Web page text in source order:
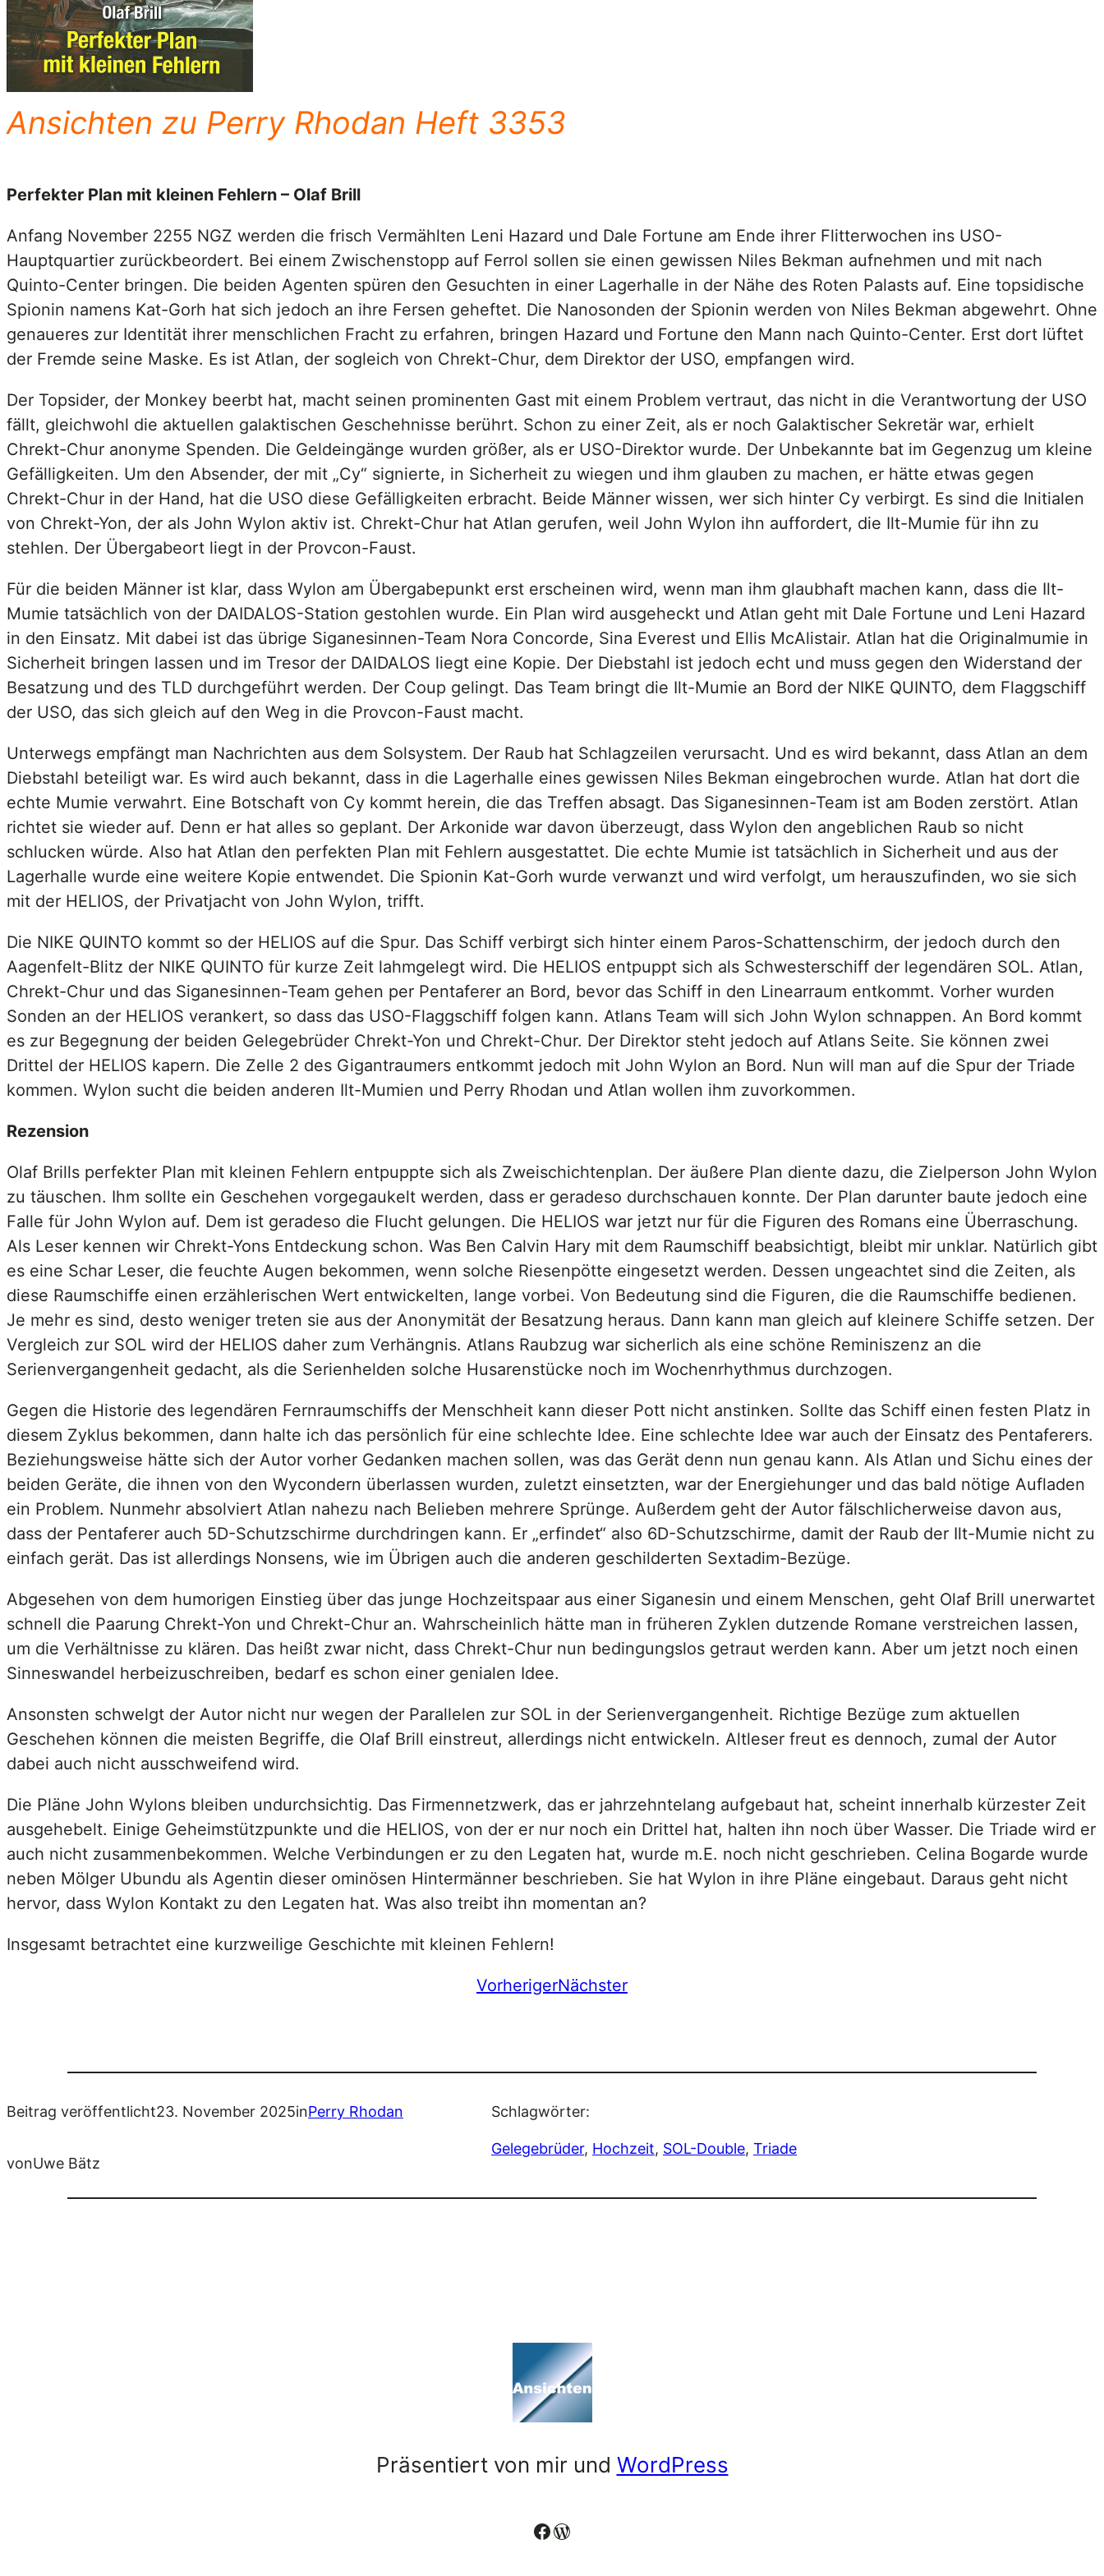
Ansichten zu Perry Rhodan Heft 3353
Perfekter Plan mit kleinen Fehlern – Olaf Brill
Anfang November 2255 NGZ werden die frisch Vermählten Leni Hazard und Dale Fortune am Ende ihrer Flitterwochen ins USO-
Hauptquartier zurückbeordert. Bei einem Zwischenstopp auf Ferrol sollen sie einen gewissen Niles Bekman aufnehmen und mit nach
Quinto-Center bringen. Die beiden Agenten spüren den Gesuchten in einer Lagerhalle in der Nähe des Roten Palasts auf. Eine topsidische
Spionin namens Kat-Gorh hat sich jedoch an ihre Fersen geheftet. Die Nanosonden der Spionin werden von Niles Bekman abgewehrt. Ohne
genaueres zur Identität ihrer menschlichen Fracht zu erfahren, bringen Hazard und Fortune den Mann nach Quinto-Center. Erst dort lüftet
der Fremde seine Maske. Es ist Atlan, der sogleich von Chrekt-Chur, dem Direktor der USO, empfangen wird.
Der Topsider, der Monkey beerbt hat, macht seinen prominenten Gast mit einem Problem vertraut, das nicht in die Verantwortung der USO
fällt, gleichwohl die aktuellen galaktischen Geschehnisse berührt. Schon zu einer Zeit, als er noch Galaktischer Sekretär war, erhielt
Chrekt-Chur anonyme Spenden. Die Geldeingänge wurden größer, als er USO-Direktor wurde. Der Unbekannte bat im Gegenzug um kleine
Gefälligkeiten. Um den Absender, der mit „Cy“ signierte, in Sicherheit zu wiegen und ihm glauben zu machen, er hätte etwas gegen
Chrekt-Chur in der Hand, hat die USO diese Gefälligkeiten erbracht. Beide Männer wissen, wer sich hinter Cy verbirgt. Es sind die Initialen
von Chrekt-Yon, der als John Wylon aktiv ist. Chrekt-Chur hat Atlan gerufen, weil John Wylon ihn auffordert, die Ilt-Mumie für ihn zu
stehlen. Der Übergabeort liegt in der Provcon-Faust.
Für die beiden Männer ist klar, dass Wylon am Übergabepunkt erst erscheinen wird, wenn man ihm glaubhaft machen kann, dass die Ilt-
Mumie tatsächlich von der DAIDALOS-Station gestohlen wurde. Ein Plan wird ausgeheckt und Atlan geht mit Dale Fortune und Leni Hazard
in den Einsatz. Mit dabei ist das übrige Siganesinnen-Team Nora Concorde, Sina Everest und Ellis McAlistair. Atlan hat die Originalmumie in
Sicherheit bringen lassen und im Tresor der DAIDALOS liegt eine Kopie. Der Diebstahl ist jedoch echt und muss gegen den Widerstand der
Besatzung und des TLD durchgeführt werden. Der Coup gelingt. Das Team bringt die Ilt-Mumie an Bord der NIKE QUINTO, dem Flaggschiff
der USO, das sich gleich auf den Weg in die Provcon-Faust macht.
Unterwegs empfängt man Nachrichten aus dem Solsystem. Der Raub hat Schlagzeilen verursacht. Und es wird bekannt, dass Atlan an dem
Diebstahl beteiligt war. Es wird auch bekannt, dass in die Lagerhalle eines gewissen Niles Bekman eingebrochen wurde. Atlan hat dort die
echte Mumie verwahrt. Eine Botschaft von Cy kommt herein, die das Treffen absagt. Das Siganesinnen-Team ist am Boden zerstört. Atlan
richtet sie wieder auf. Denn er hat alles so geplant. Der Arkonide war davon überzeugt, dass Wylon den angeblichen Raub so nicht
schlucken würde. Also hat Atlan den perfekten Plan mit Fehlern ausgestattet. Die echte Mumie ist tatsächlich in Sicherheit und aus der
Lagerhalle wurde eine weitere Kopie entwendet. Die Spionin Kat-Gorh wurde verwanzt und wird verfolgt, um herauszufinden, wo sie sich
mit der HELIOS, der Privatjacht von John Wylon, trifft.
Die NIKE QUINTO kommt so der HELIOS auf die Spur. Das Schiff verbirgt sich hinter einem Paros-Schattenschirm, der jedoch durch den
Aagenfelt-Blitz der NIKE QUINTO für kurze Zeit lahmgelegt wird. Die HELIOS entpuppt sich als Schwesterschiff der legendären SOL. Atlan,
Chrekt-Chur und das Siganesinnen-Team gehen per Pentaferer an Bord, bevor das Schiff in den Linearraum entkommt. Vorher wurden
Sonden an der HELIOS verankert, so dass das USO-Flaggschiff folgen kann. Atlans Team will sich John Wylon schnappen. An Bord kommt
es zur Begegnung der beiden Gelegebrüder Chrekt-Yon und Chrekt-Chur. Der Direktor steht jedoch auf Atlans Seite. Sie können zwei
Drittel der HELIOS kapern. Die Zelle 2 des Gigantraumers entkommt jedoch mit John Wylon an Bord. Nun will man auf die Spur der Triade
kommen. Wylon sucht die beiden anderen Ilt-Mumien und Perry Rhodan und Atlan wollen ihm zuvorkommen.
Rezension
Olaf Brills perfekter Plan mit kleinen Fehlern entpuppte sich als Zweischichtenplan. Der äußere Plan diente dazu, die Zielperson John Wylon
zu täuschen. Ihm sollte ein Geschehen vorgegaukelt werden, dass er geradeso durchschauen konnte. Der Plan darunter baute jedoch eine
Falle für John Wylon auf. Dem ist geradeso die Flucht gelungen. Die HELIOS war jetzt nur für die Figuren des Romans eine Überraschung.
Als Leser kennen wir Chrekt-Yons Entdeckung schon. Was Ben Calvin Hary mit dem Raumschiff beabsichtigt, bleibt mir unklar. Natürlich gibt
es eine Schar Leser, die feuchte Augen bekommen, wenn solche Riesenpötte eingesetzt werden. Dessen ungeachtet sind die Zeiten, als
diese Raumschiffe einen erzählerischen Wert entwickelten, lange vorbei. Von Bedeutung sind die Figuren, die die Raumschiffe bedienen.
Je mehr es sind, desto weniger treten sie aus der Anonymität der Besatzung heraus. Dann kann man gleich auf kleinere Schiffe setzen. Der
Vergleich zur SOL wird der HELIOS daher zum Verhängnis. Atlans Raubzug war sicherlich als eine schöne Reminiszenz an die
Serienvergangenheit gedacht, als die Serienhelden solche Husarenstücke noch im Wochenrhythmus durchzogen.
Gegen die Historie des legendären Fernraumschiffs der Menschheit kann dieser Pott nicht anstinken. Sollte das Schiff einen festen Platz in
diesem Zyklus bekommen, dann halte ich das persönlich für eine schlechte Idee. Eine schlechte Idee war auch der Einsatz des Pentaferers.
Beziehungsweise hätte sich der Autor vorher Gedanken machen sollen, was das Gerät denn nun genau kann. Als Atlan und Sichu eines der
beiden Geräte, die ihnen von den Wycondern überlassen wurden, zuletzt einsetzten, war der Energiehunger und das bald nötige Aufladen
ein Problem. Nunmehr absolviert Atlan nahezu nach Belieben mehrere Sprünge. Außerdem geht der Autor fälschlicherweise davon aus,
dass der Pentaferer auch 5D-Schutzschirme durchdringen kann. Er „erfindet“ also 6D-Schutzschirme, damit der Raub der Ilt-Mumie nicht zu
einfach gerät. Das ist allerdings Nonsens, wie im Übrigen auch die anderen geschilderten Sextadim-Bezüge.
Abgesehen von dem humorigen Einstieg über das junge Hochzeitspaar aus einer Siganesin und einem Menschen, geht Olaf Brill unerwartet
schnell die Paarung Chrekt-Yon und Chrekt-Chur an. Wahrscheinlich hätte man in früheren Zyklen dutzende Romane verstreichen lassen,
um die Verhältnisse zu klären. Das heißt zwar nicht, dass Chrekt-Chur nun bedingungslos getraut werden kann. Aber um jetzt noch einen
Sinneswandel herbeizuschreiben, bedarf es schon einer genialen Idee.
Ansonsten schwelgt der Autor nicht nur wegen der Parallelen zur SOL in der Serienvergangenheit. Richtige Bezüge zum aktuellen
Geschehen können die meisten Begriffe, die Olaf Brill einstreut, allerdings nicht entwickeln. Altleser freut es dennoch, zumal der Autor
dabei auch nicht ausschweifend wird.
Die Pläne John Wylons bleiben undurchsichtig. Das Firmennetzwerk, das er jahrzehntelang aufgebaut hat, scheint innerhalb kürzester Zeit
ausgehebelt. Einige Geheimstützpunkte und die HELIOS, von der er nur noch ein Drittel hat, halten ihn noch über Wasser. Die Triade wird er
auch nicht zusammenbekommen. Welche Verbindungen er zu den Legaten hat, wurde m.E. noch nicht geschrieben. Celina Bogarde wurde
neben Mölger Ubundu als Agentin dieser ominösen Hintermänner beschrieben. Sie hat Wylon in ihre Pläne eingebaut. Daraus geht nicht
hervor, dass Wylon Kontakt zu den Legaten hat. Was also treibt ihn momentan an?
Insgesamt betrachtet eine kurzweilige Geschichte mit kleinen Fehlern!
VorherigerNächster
Beitrag veröffentlicht23. November 2025inPerry Rhodan
vonUwe Bätz
Schlagwörter:
Gelegebrüder, Hochzeit, SOL-Double, Triade
Präsentiert von mir und WordPress
Facebook
WordPress